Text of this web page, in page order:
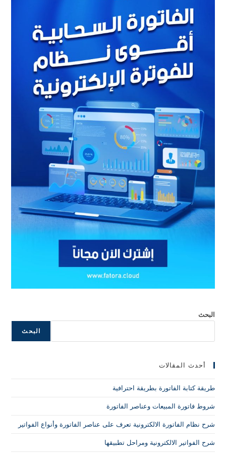
البحث
البحث
أحدث المقالات
طريقة كتابة الفاتورة بطريقة احترافية
شروط فاتورة المبيعات وعناصر الفاتورة
شرح نظام الفاتورة الالكترونية تعرف على عناصر الفاتورة وأنواع الفواتير
شرح الفواتير الالكترونية ومراحل تطبيقها